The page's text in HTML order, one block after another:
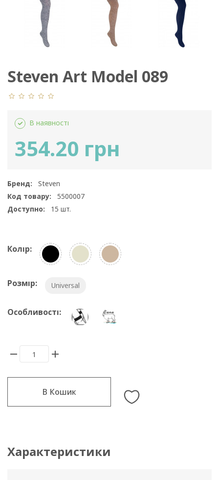
Steven Art Model 089
В наявності
354.20 грн
Бренд:
Steven
Код товару:
5500007
Доступно:
15 шт.
Колір:
Розмір: Universal
Особливості:
В Кошик
Характеристики